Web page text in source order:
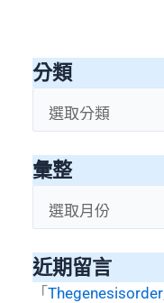
分類
類
彙整
整
近期留言
「 Thegenesisorder